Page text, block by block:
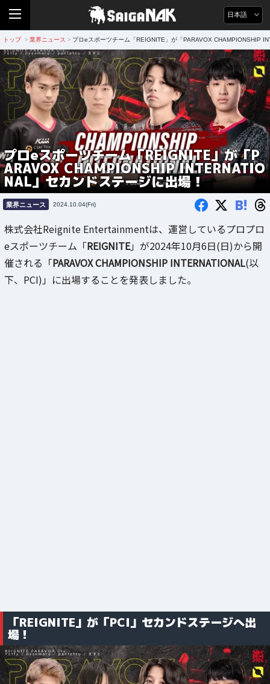
日本語
トップ > 業界ニュース > プロeスポーツチーム「REIGNITE」が「PARAVOX CHAMPIONSHIP
プロeスポーツチーム「REIGNITE」が「P
ARAVOX CHAMPIONSHIP INTERNATIO
NAL」セカンドステージに出場！
業界ニュース 2024.10.04(Fri) B!
株式会社Reignite Entertainmentは、運営しているプロプロ
eスポーツチーム「REIGNITE」が2024年10月6日(日)から開
催される「PARAVOX CHAMPIONSHIP INTERNATIONAL(以
下、PCI)」に出場することを発表しました。
「REIGNITE」が「PCI」セカンドステージへ出
場！